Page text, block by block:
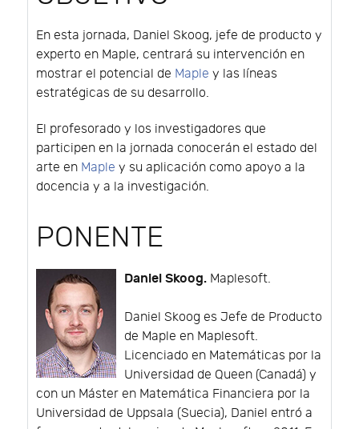
En esta jornada, Daniel Skoog, jefe de producto y
experto en Maple, centrará su intervención en
mostrar el potencial de Maple y las líneas
estratégicas de su desarrollo.
El profesorado y los investigadores que
participen en la jornada conocerán el estado del
arte en Maple y su aplicación como apoyo a la
docencia y a la investigación.
PONENTE
Daniel Skoog. Maplesoft.
Daniel Skoog es Jefe de Producto
de Maple en Maplesoft.
Licenciado en Matemáticas por la
Universidad de Queen (Canadá) y
con un Máster en Matemática Financiera por la
Universidad de Uppsala (Suecia), Daniel entró a